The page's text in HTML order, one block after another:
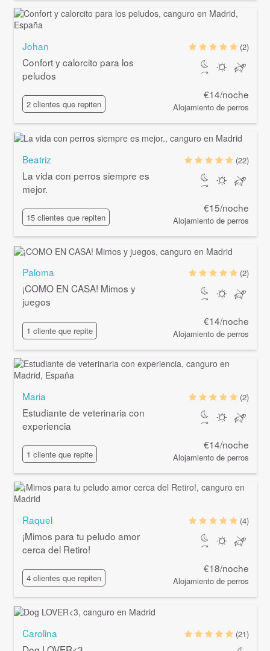
Johan
Confort y calorcito para los
peludos
2 clientes que repiten
(2)
€14/noche
Alojamiento de perros
Beatriz
La vida con perros siempre es
mejor.
15 clientes que repiten
(22)
€15/noche
Alojamiento de perros
Paloma
¡COMO EN CASA! Mimos y
juegos
1 cliente que repite
(2)
€14/noche
Alojamiento de perros
Maria
Estudiante de veterinaria con
experiencia
1 cliente que repite
(2)
€14/noche
Alojamiento de perros
Raquel
¡Mimos para tu peludo amor
cerca del Retiro!
4 clientes que repiten
(4)
€18/noche
Alojamiento de perros
Carolina
(21)